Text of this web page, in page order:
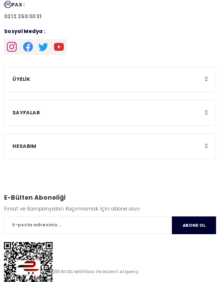
FAX :
0212 250 30 31
Sosyal Medya :
ÜYELİK
SAYFALAR
HESABIM
E-Bülten Abonelİğİ
Fırsat ve Kampanyaları Kaçırmamak İçin abone olun
ABONE OL
256 Bit SSL Seltifikası ile Güvenli Alışveriş